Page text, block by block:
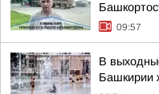
09:57
В
Башкирии